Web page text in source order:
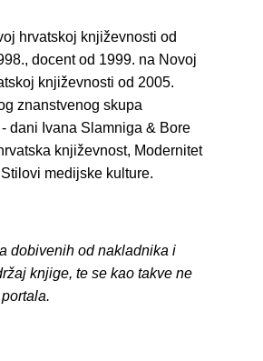
hrvatskoj književnosti od
docent od 1999. na Novoj
književnosti od 2005.
znanstvenog skupa
dani Ivana Slamniga & Bore
književnost, Modernitet
medijske kulture.
dobivenih od nakladnika i
knjige, te se kao takve ne